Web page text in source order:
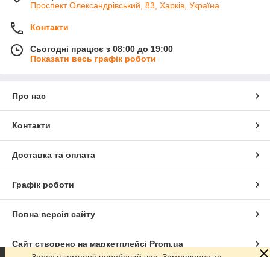
Проспект Олександрівський, 83, Харків, Україна
Контакти
Сьогодні працює з 08:00 до 19:00
Показати весь графік роботи
Про нас
Контакти
Доставка та оплата
Графік роботи
Повна версія сайту
Сайт створено на маркетплейсі Prom.ua